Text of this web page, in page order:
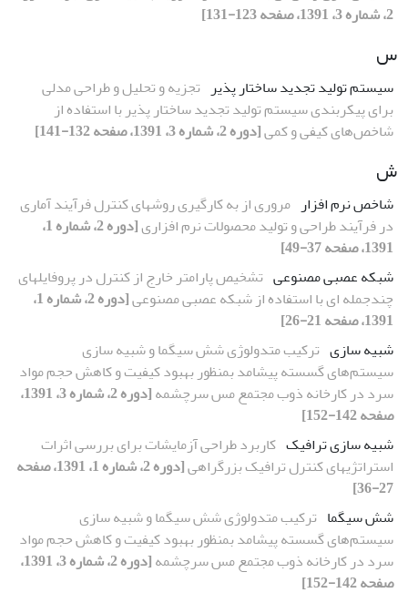
2، شماره 3، 1391، صفحه 123-131]
س
سیستم تولید تجدید ساختار پذیر تجزیه و تحلیل و طراحی مدلی
برای پیکربندی سیستم تولید تجدید ساختار پذیر با استفاده از
شاخص‌های کیفی و کمی[دوره 2، شماره 3، 1391، صفحه 132-141]
ش
شاخص نرم افزار مروری از به کارگیری روش‏های کنترل فرآیند آماری
در فرآیند طراحی و تولید محصولات نرم افزاری
[دوره 2، شماره 1،
1391، صفحه 37-49]
شبکه عصبی مصنوعی تشخیص پارامتر خارج از کنترل در پروفایلهای
چندجمله ای با استفاده از شبکه عصبی مصنوعی
[دوره 2، شماره 1،
1391، صفحه 21-26]
شبیه سازی ترکیب متدولوژی شش سیگما و شبیه سازی
سیستم‌های گسسته پیشامد بمنظور بهبود کیفیت و کاهش حجم مواد
سرد در کارخانه ذوب مجتمع مس سرچشمه
[دوره 2، شماره 3، 1391،
صفحه 142-152]
شبیه سازی ترافیک کاربرد طراحی آزمایشات برای بررسی اثرات
استرات‍ژیهای کنترل ترافیک بزرگراهی
[دوره 2، شماره 1، 1391، صفحه
27-36]
شش سیگما ترکیب متدولوژی شش سیگما و شبیه سازی
سیستم‌های گسسته پیشامد بمنظور بهبود کیفیت و کاهش حجم مواد
سرد در کارخانه ذوب مجتمع مس سرچشمه
[دوره 2، شماره 3، 1391،
صفحه 142-152]